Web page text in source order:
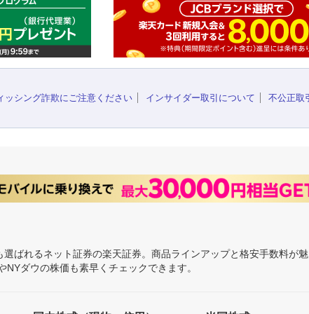
ッシング詐欺にご注意ください インサイダー取引について
不公正取
ばれるネット証券の楽天証券。商品ラインアップと格安手数料が
ダウの株価も素早くチェックできます。